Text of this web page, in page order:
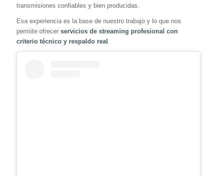
transmisiones confiables y bien producidas.
Esa experiencia es la base de nuestro trabajo y lo que nos
permite ofrecer servicios de streaming profesional con
criterio técnico y respaldo real